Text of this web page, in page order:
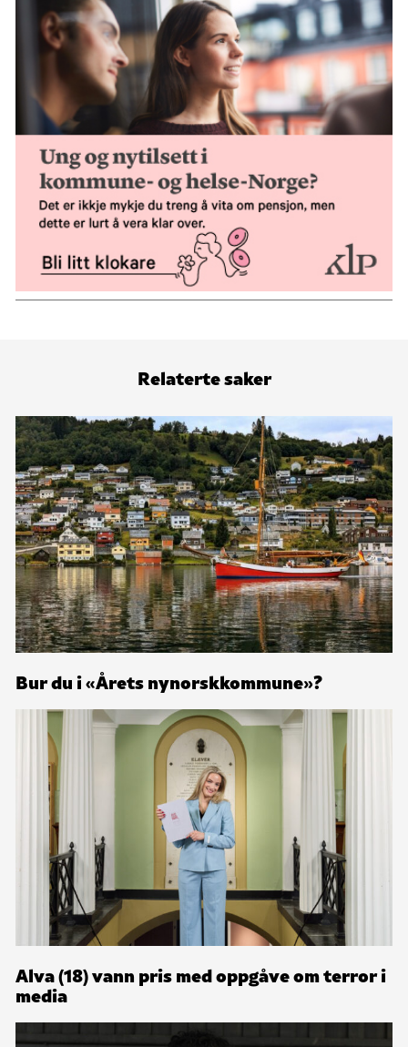
Relaterte saker
Bur du i «Årets nynorskkommune»?
Alva (18) vann pris med oppgåve om terror i
media